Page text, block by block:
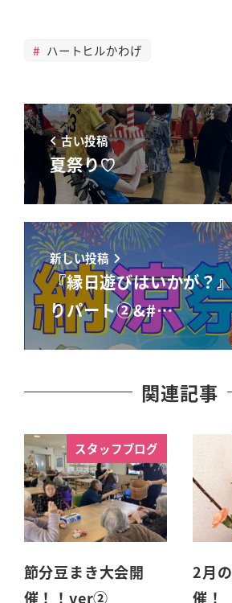
ハートヒルかわげ
古い投稿
夏祭り♡
新しい投稿
『縁日遊びはいかが？
りパート②&#…
関連記事
スタッフブログ
節分豆まき大会開
催！！ver②
2月
催！